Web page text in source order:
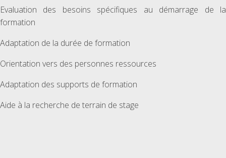
Evaluation des besoins spécifiques au démarrage de la
formation
Adaptation de la durée de formation
Orientation vers des personnes ressources
Adaptation des supports de formation
Aide à la recherche de terrain de stage